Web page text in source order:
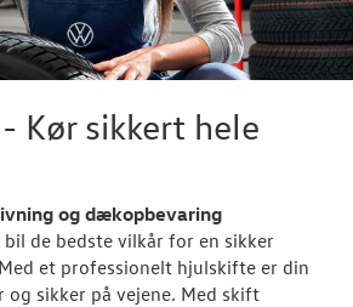
NYE VAREBILER
BRUGTE BILER
Bestil tid på
Koncepter og
Kør sikkert hele
og dækopbevaring
de bedste vilkår for en sikker
et professionelt hjulskifte er din
sikker på vejene. Med skift